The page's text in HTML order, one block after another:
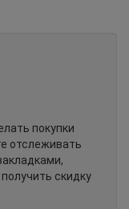
покупки
отслеживать
скидку